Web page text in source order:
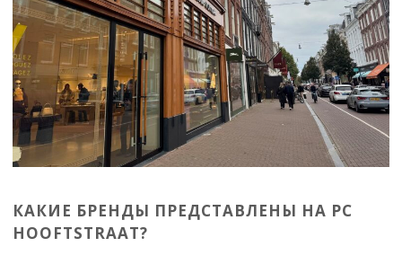
КАКИЕ БРЕНДЫ ПРЕДСТАВЛЕНЫ НА PC
HOOFTSTRAAT?